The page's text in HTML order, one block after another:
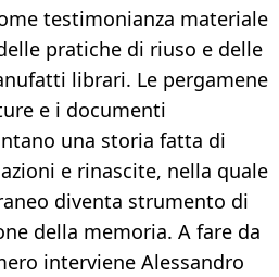
testimonianza materiale
pratiche di riuso e delle
librari. Le pergamene
e i documenti
una storia fatta di
e rinascite, nella quale
diventa strumento di
della memoria. A fare da
interviene Alessandro